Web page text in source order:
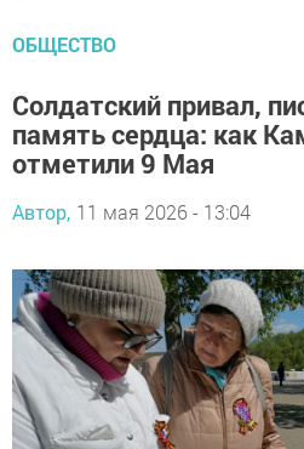
ОБЩЕСТВО
Солдатский привал,
память сердца: как
отметили 9 Мая
Автор, 11 мая 2026 - 13:04